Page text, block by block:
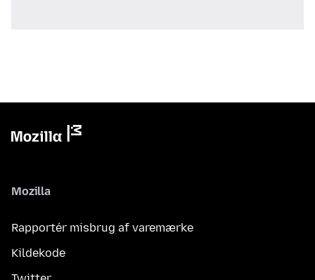
Mozilla
Rapportér misbrug af varemærke
Kildekode